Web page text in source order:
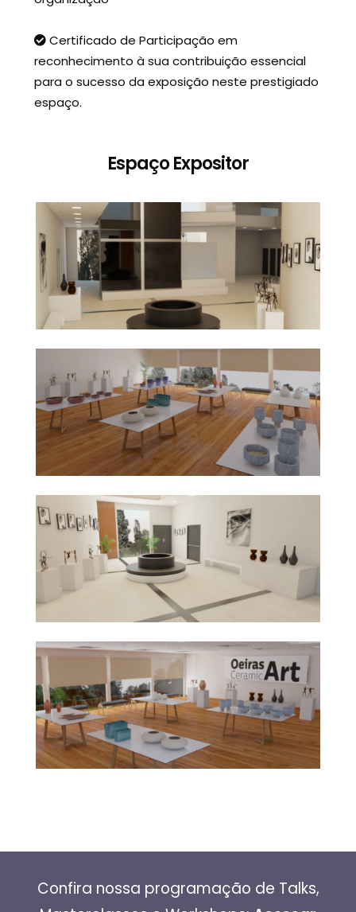
Certificado de Participação em
reconhecimento à sua contribuição essencial
para o sucesso da exposição neste prestigiado
espaço.
Espaço Expositor
Confira nossa programação de Talks,